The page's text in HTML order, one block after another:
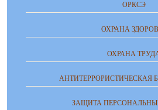
ОРКСЭ
ОХРАНА
ОХРАНА
АНТИТЕРРОРИСТИЧЕСКАЯ
ЗАЩИТА